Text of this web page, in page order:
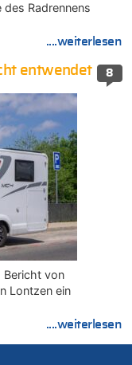
Radrennens
....weiterlesen
8
entwendet
Bericht von
Lontzen ein
....weiterlesen